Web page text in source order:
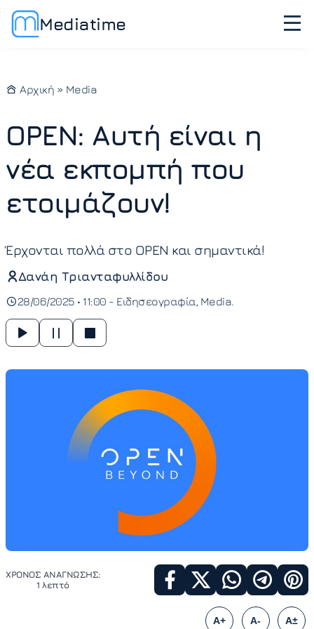
Mediatime
Αρχική » Media
OPEN: Αυτή είναι η
νέα εκπομπή που
ετοιμάζουν!
Έρχονται πολλά στο OPEN και σημαντικά!
Δανάη Τριανταφυλλίδου
28/06/2025 • 11:00 - Ειδησεογραφία Media
ΧΡΟΝΟΣ ΑΝΑΓΝΩΣΗΣ:
1 λεπτό
A+ A- A±